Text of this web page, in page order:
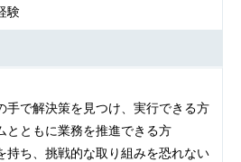
験
手で解決策を見つけ、実行できる方
とともに業務を推進できる方
持ち、挑戦的な取り組みを恐れない